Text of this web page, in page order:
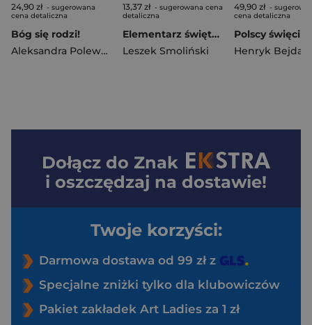
24,90 zł - sugerowana
cena detaliczna
Bóg się rodzi!
Aleksandra Polewska
13,37 zł - sugerowana cena
detaliczna
Elementarz świętości
Leszek Smoliński
49,90 zł -
cena detaliczna
Polscy święci
Henryk Bejda
Dołącz do Znak
i oszczędzaj na dostawie!
Twoje korzyści:
Darmowa dostawa od 99 zł z
Specjalne zniżki tylko dla klubowiczów
Pakiet zakładek Art Ladies za 1 zł